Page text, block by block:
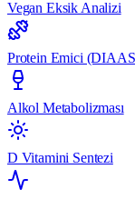
Vegan Eksik Analizi
Protein Emici
Alkol Metabolizması
D Vitamini Sentezi